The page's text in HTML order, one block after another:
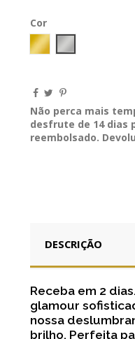
Cor
GOLD Prateado
Não perca mais
desfrute de 14 dias
reembolsado.
DESCRIÇÃO
Receba em 2
glamour
nossa
brilho. Perfeita